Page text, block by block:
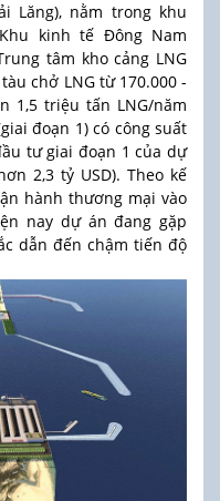
Lăng), nằm trong khu
Khu kinh tế Đông Nam
tâm kho cảng LNG
chở LNG từ 170.000 -
1,5 triệu tấn LNG/năm
đoạn 1) có công suất
tư giai đoạn 1 của dự
2,3 tỷ USD). Theo kế
hành thương mại vào
nay dự án đang gặp
dẫn đến chậm tiến độ